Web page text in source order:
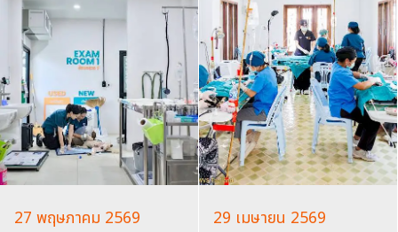
27 พฤษภาคม 2569 29 เมษายน 2569